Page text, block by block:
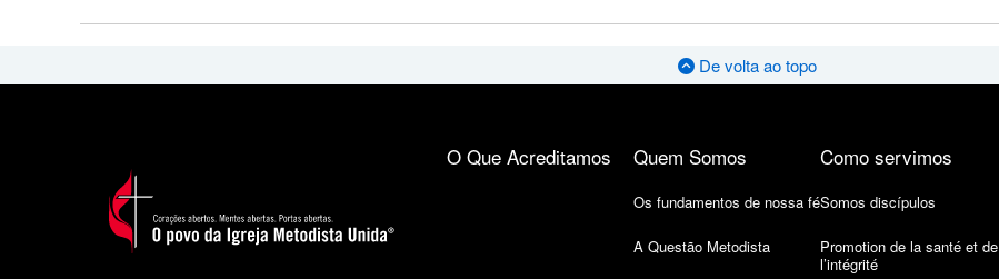
De volta ao topo
O Que Acreditamos Quem Somos
Os fundamentos de nossa fé
A Questão Metodista
Como servimos
Somos discípulos
Promotion de la santé et de
l’intégrité